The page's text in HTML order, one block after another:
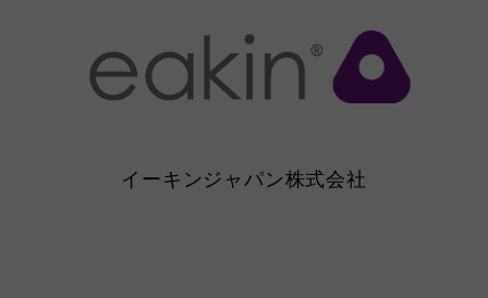
イーキンジャパン株式会社